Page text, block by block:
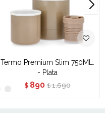
Termo Premium Slim 750ML.
- Plata
$ 890 $ 1.690